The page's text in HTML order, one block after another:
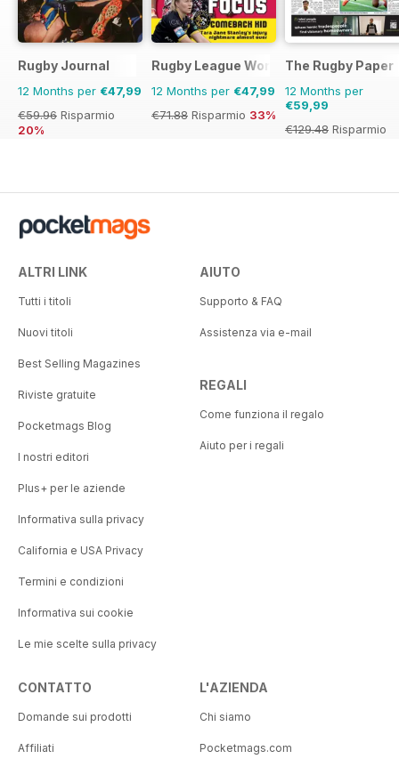
Rugby Journal
12 Months per €47,99
€59.96 Risparmio
20%
Rugby League World
12 Months per €47,99
€71.88 Risparmio 33%
The Rugby Paper
12 Months per
€59,99
€129.48 Risparmio
ALTRI LINK
Tutti i titoli
Nuovi titoli
Best Selling Magazines
Riviste gratuite
Pocketmags Blog
I nostri editori
Plus+ per le aziende
Informativa sulla privacy
California e USA Privacy
Termini e condizioni
Informativa sui cookie
Le mie scelte sulla privacy
AIUTO
Supporto & FAQ
Assistenza via e-mail
REGALI
Come funziona il regalo
Aiuto per i regali
CONTATTO
Domande sui prodotti
Affiliati
L'AZIENDA
Chi siamo
Pocketmags.com